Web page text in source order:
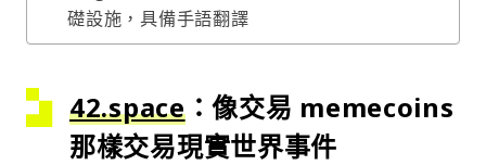
礎設施，具備手語翻譯
42.space：像交易 memecoins
那樣交易現實世界事件